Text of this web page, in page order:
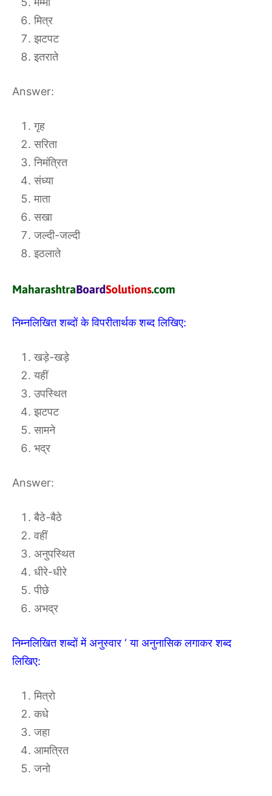
मित्र
झटपट
इतराते
Answer:
गृह
सरिता
निमंत्रित
संध्या
माता
सखा
जल्दी-जल्दी
इठलाते
निम्नलिखित शब्दों के विपरीतार्थक शब्द लिखिए:
खड़े-खड़े
यहीं
उपस्थित
झटपट
सामने
भद्र
Answer:
बैठे-बैठे
वहीं
अनुपस्थित
धीरे-धीरे
पीछे
अभद्र
निम्नलिखित शब्दों में अनुस्वार ‘ या अनुनासिक लगाकर शब्द
लिखिए:
मित्रो
कधे
जहा
आमत्रित
जनो